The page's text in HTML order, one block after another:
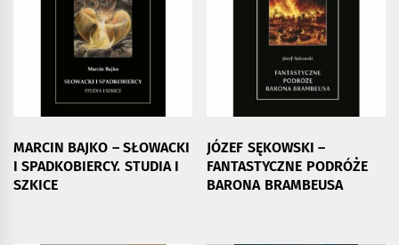
MARCIN BAJKO – SŁOWACKI
I SPADKOBIERCY. STUDIA I
SZKICE
JÓZEF SĘKOWSKI –
FANTASTYCZNE PODRÓŻE
BARONA BRAMBEUSA